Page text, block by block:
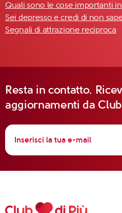
Quali sono le cose importanti
Sei depresso e credi di non
Segnali di attrazione reciproca
Resta in contatto.
aggiornamenti da